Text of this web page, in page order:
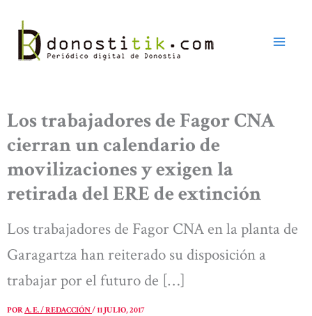
contenido
Los trabajadores de Fagor CNA
cierran un calendario de
movilizaciones y exigen la
retirada del ERE de extinción
Los trabajadores de Fagor CNA en la planta de
Garagartza han reiterado su disposición a
trabajar por el futuro de […]
PORA. E. / REDACCIÓN/11 JULIO, 2017